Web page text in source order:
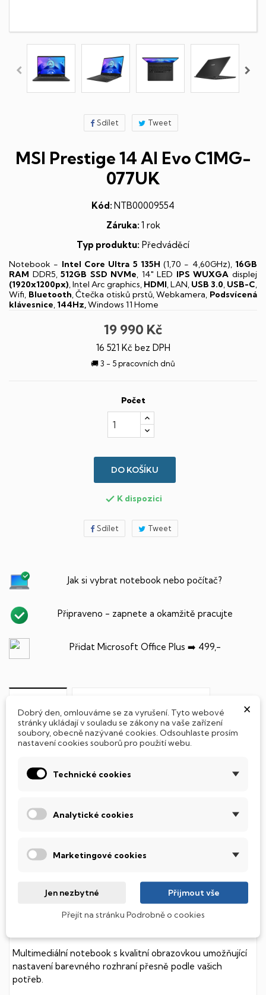
Sdílet Tweet
MSI Prestige 14 AI Evo C1MG-
077UK
Kód: NTB00009554
Záruka: 1 rok
Typ produktu: Předváděcí
Notebook - Intel Core Ultra 5 135H(1,70 - 4,60GHz),16GB
RAM DDR5,512GB SSD NVMe, 14" LED IPS WUXGA displej
(1920x1200px), Intel Arc graphics, HDMI, LAN, USB 3.0, USB-C,
Wifi, Bluetooth, Čtečka otisků prstů, Webkamera, Podsvícená
klávesnice,144Hz,Windows 11 Home
19 990 Kč
16 521 Kč bez DPH
🚚 3 - 5 pracovních dnů
Počet
DO KOŠÍKU
 K dispozici
Sdílet Tweet
Jak si vybrat notebook nebo počítač?
Připraveno - zapnete a okamžitě pracujte
Přidat Microsoft Office Plus ➡️ 499,-
SSD Disk
diskem, který na rozdíl od starších magnetických HDD
(Hard Disk Drive) disků nedisponuje žádnými pohyblivými
k mechanickému poškození. Díky použití elektronické
soustavy je tento disk mnohem
a především nabízí
Podsvícená klávesnice
Integrovaný systém úsporných LED diod osvítí jednotlivé
klávesy tak, aby byly krásně čitelné i během temné noci,
stále však decentně, aby nikterak nedráždily Váš zrak.
Multimediální notebook s kvalitní obrazovkou umožňující
nastavení barevného rozhraní přesně podle vašich
potřeb.
×
Dobrý den, omlouváme se za vyrušení. Tyto webové
stránky ukládají v souladu se zákony na vaše zařízení
soubory, obecně nazývané cookies. Odsouhlaste prosím
nastavení cookies souborů pro použití webu.
Technické cookies
Analytické cookies
Marketingové cookies
Jen nezbytné Přijmout vše
Přejít na stránku Podrobně o cookies